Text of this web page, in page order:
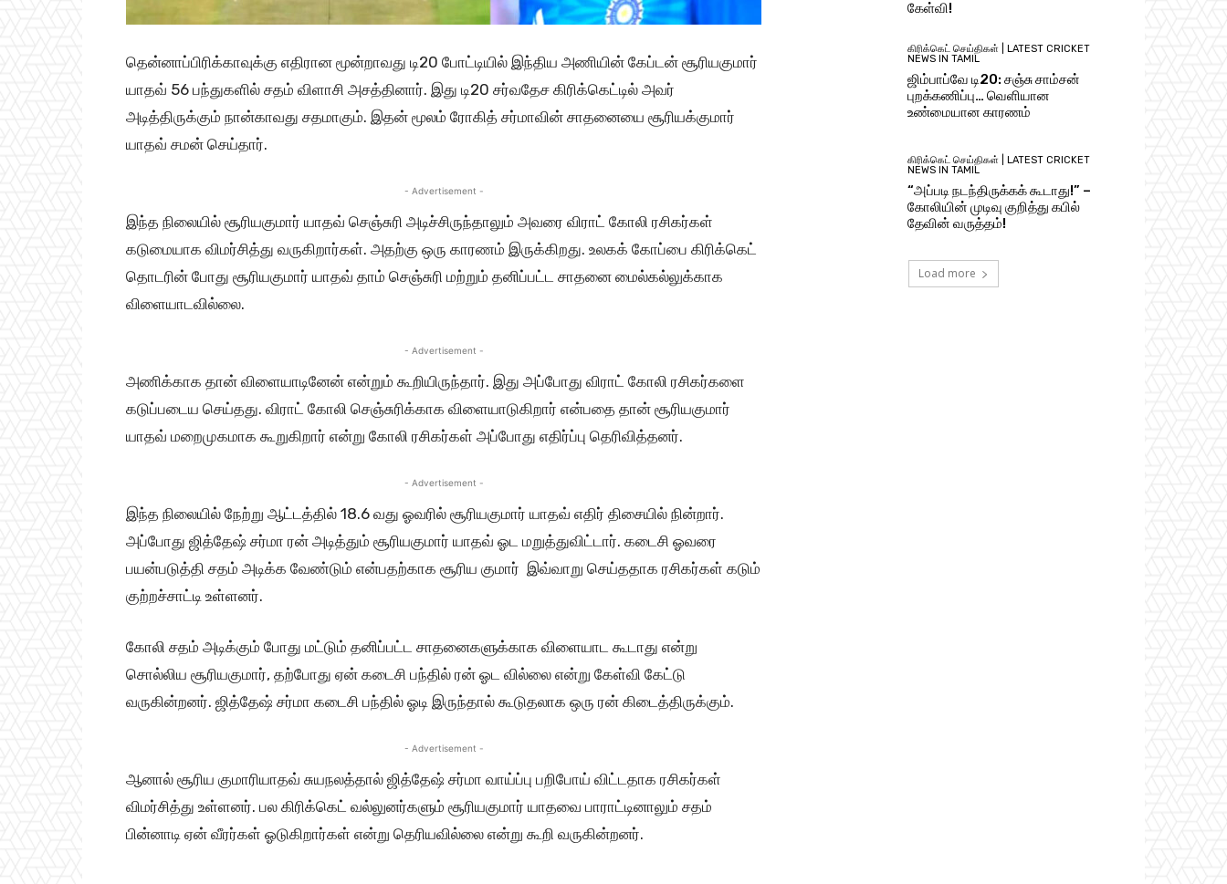
தென்னாப்பிரிக்காவுக்கு எதிரான மூன்றாவது டி20 போட்டியில் இந்திய அணியின் கேப்டன் சூரியகுமார்
யாதவ் 56 பந்துகளில் சதம் விளாசி அசத்தினார். இது டி20 சர்வதேச கிரிக்கெட்டில் அவர்
அடித்திருக்கும் நான்காவது சதமாகும். இதன் மூலம் ரோகித் சர்மாவின் சாதனையை சூரியக்குமார்
யாதவ் சமன் செய்தார்.
- Advertisement -
இந்த நிலையில் சூரியகுமார் யாதவ் செஞ்சுரி அடிச்சிருந்தாலும் அவரை விராட் கோலி ரசிகர்கள்
கடுமையாக விமர்சித்து வருகிறார்கள். அதற்கு ஒரு காரணம் இருக்கிறது. உலகக் கோப்பை கிரிக்கெட்
தொடரின் போது சூரியகுமார் யாதவ் தாம் செஞ்சுரி மற்றும் தனிப்பட்ட சாதனை மைல்கல்லுக்காக
விளையாடவில்லை.
- Advertisement -
அணிக்காக தான் விளையாடினேன் என்றும் கூறியிருந்தார். இது அப்போது விராட் கோலி ரசிகர்களை
கடுப்படைய செய்தது. விராட் கோலி செஞ்சுரிக்காக விளையாடுகிறார் என்பதை தான் சூரியகுமார்
யாதவ் மறைமுகமாக கூறுகிறார் என்று கோலி ரசிகர்கள் அப்போது எதிர்ப்பு தெரிவித்தனர்.
- Advertisement -
இந்த நிலையில் நேற்று ஆட்டத்தில் 18.6 வது ஓவரில் சூரியகுமார் யாதவ் எதிர் திசையில் நின்றார்.
அப்போது ஜித்தேஷ் சர்மா ரன் அடித்தும் சூரியகுமார் யாதவ் ஓட மறுத்துவிட்டார். கடைசி ஓவரை
பயன்படுத்தி சதம் அடிக்க வேண்டும் என்பதற்காக சூரிய குமார் இவ்வாறு செய்ததாக ரசிகர்கள் கடும்
குற்றச்சாட்டி உள்ளனர்.
கோலி சதம் அடிக்கும் போது மட்டும் தனிப்பட்ட சாதனைகளுக்காக விளையாட கூடாது என்று
சொல்லிய சூரியகுமார், தற்போது ஏன் கடைசி பந்தில் ரன் ஓட வில்லை என்று கேள்வி கேட்டு
வருகின்றனர். ஜித்தேஷ் சர்மா கடைசி பந்தில் ஓடி இருந்தால் கூடுதலாக ஒரு ரன் கிடைத்திருக்கும்.
- Advertisement -
ஆனால் சூரிய குமாரியாதவ் சுயநலத்தால் ஜித்தேஷ் சர்மா வாய்ப்பு பறிபோய் விட்டதாக ரசிகர்கள்
விமர்சித்து உள்ளனர். பல கிரிக்கெட் வல்லுனர்களும் சூரியகுமார் யாதவை பாராட்டினாலும் சதம்
பின்னாடி ஏன் வீரர்கள் ஓடுகிறார்கள் என்று தெரியவில்லை என்று கூறி வருகின்றனர்.
கேள்வி!
கிரிக்கெட் செய்திகள் | LATEST CRICKET
NEWS IN TAMIL
ஜிம்பாப்வே டி20: சஞ்சு சாம்சன்
புறக்கணிப்பு… வெளியான
உண்மையான காரணம்
கிரிக்கெட் செய்திகள் | LATEST CRICKET
NEWS IN TAMIL
“அப்படி நடந்திருக்கக் கூடாது!” –
கோலியின் முடிவு குறித்து கபில்
தேவின் வருத்தம்!
Load more